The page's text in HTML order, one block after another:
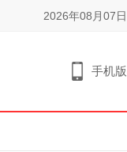
2026年08月07日
手机版